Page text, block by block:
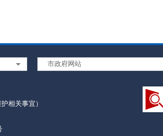
市政府网站
相关事宜）